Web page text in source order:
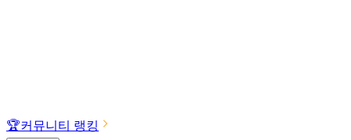
🏆커뮤니티 랭킹